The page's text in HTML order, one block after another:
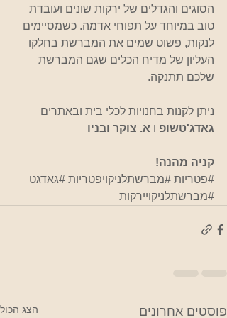
הסוגים והגדלים של ירקות שונים ועובדת
טוב במיוחד על תפוחי אדמה. כשמסיימים
לנקות, פשוט שמים את המברשת בחלקו
העליון של מדיח הכלים שגם המברשת
שלכם תתנקה.
ניתן לקנות בחנויות לכלי בית ובאתרים
גאדג'טשופ ו א. צוקר ובניו
קניה מהנה!
#פטריות #מברשתלניקויפטריות #גאדגט
#מברשתלניקויירקות
פוסטים אחרונים הצג הכול